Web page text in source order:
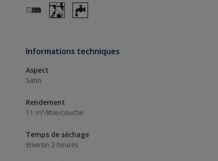
Informations techniques
Aspect
Satin
Rendement
11 m²/litre/couche
Temps de séchage
Environ 2 heures